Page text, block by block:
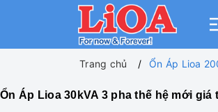
Trang chủ Ổn Áp Lioa
Ổn Áp Lioa 30kVA 3 pha thế hệ mới giá